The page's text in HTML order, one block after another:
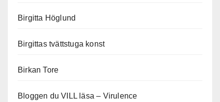
Birgitta Höglund
Birgittas tvättstuga konst
Birkan Tore
Bloggen du VILL läsa – Virulence